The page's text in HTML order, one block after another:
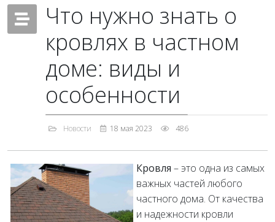
Что нужно знать о
кровлях в частном
доме: виды и
особенности
Новости 18 мая 2023 486
Кровля – это одна из самых
важных частей любого
частного дома. От качества
и надежности кровли